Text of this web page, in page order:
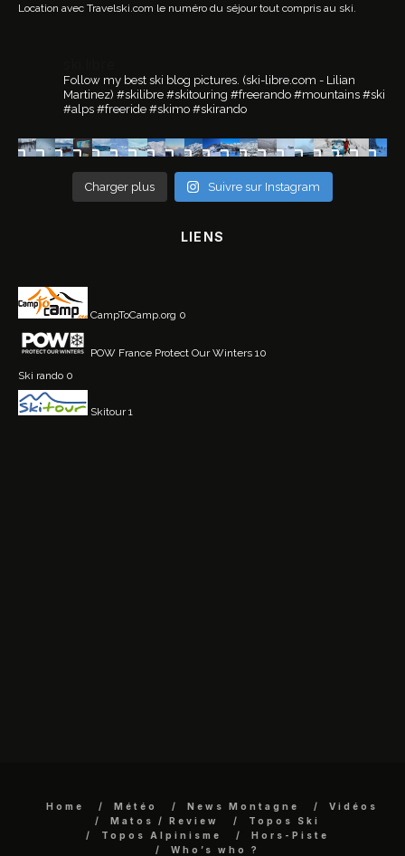
Location avec Travelski.com le numéro du séjour tout compris au ski.
Follow my best ski blog pictures. (ski-libre.com - Lilian
Martinez) #skilibre #skitouring #freerando #mountains #ski
#alps #freeride #skimo #skirando
Charger plus Suivre sur Instagram
LIENS
CampToCamp.org 0
POW France Protect Our Winters 10
Ski rando 0
Skitour1
Home Météo News Montagne
Vidéos
Matos / Review
Topos Ski
Topos Alpinisme
Hors-Piste
Who’s who ?